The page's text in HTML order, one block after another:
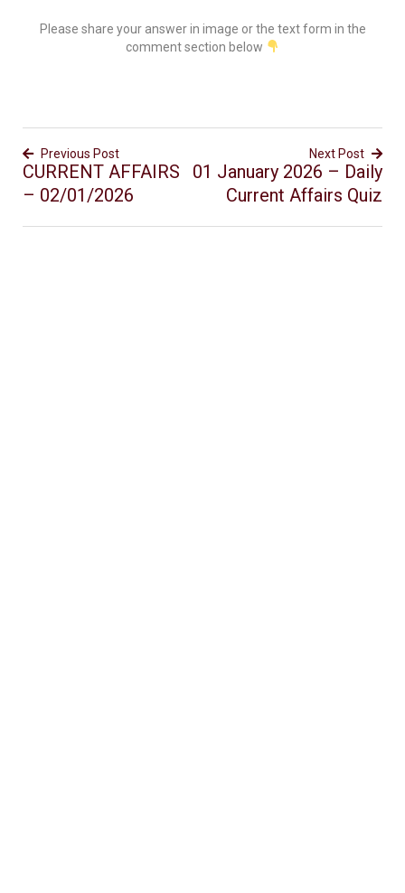
Please share your answer in image or the text form in the
comment section below
Previous Post
CURRENT AFFAIRS
– 02/01/2026
Next Post
01 January 2026 – Daily
Current Affairs Quiz